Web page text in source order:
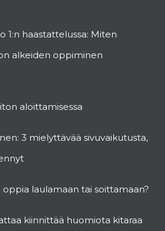
1:n haastattelussa: Miten
alkeiden oppiminen
aloittamisessa
3 mielyttävää sivuvaikutusta,
oppia laulamaan tai soittamaan?
kiinnittää huomiota kitaraa